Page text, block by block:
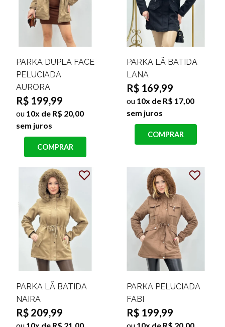
PARKA DUPLA FACE
PELUCIADA
AURORA
R$ 199,99
ou 10x de R$ 20,00
sem juros
COMPRAR
PARKA LÃ BATIDA
LANA
R$ 169,99
ou 10x de R$ 17,00
sem juros
COMPRAR
PARKA LÃ BATIDA
NAIRA
R$ 209,99
PARKA PELUCIADA
FABI
R$ 199,99